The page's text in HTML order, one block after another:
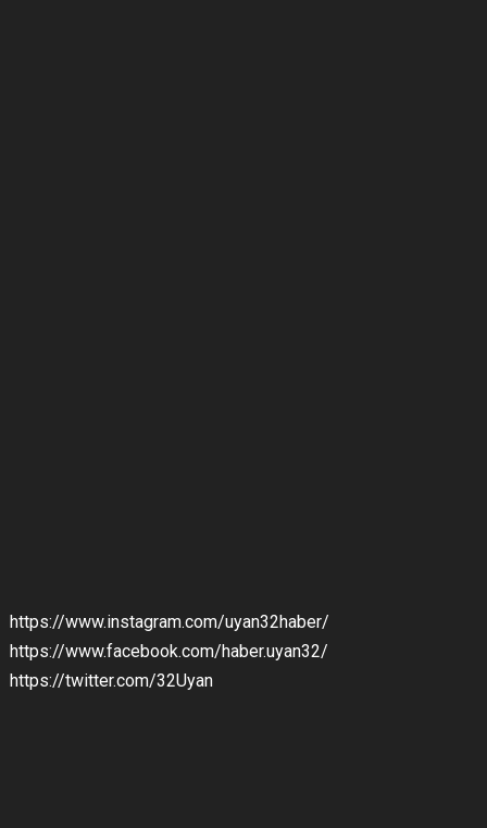
https://www.instagram.com/uyan32haber/
https://www.facebook.com/haber.uyan32/
https://twitter.com/32Uyan